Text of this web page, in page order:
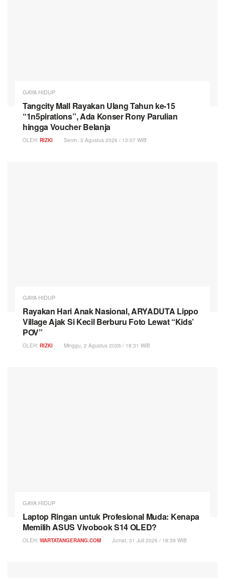
GAYA HIDUP
Tangcity Mall Rayakan Ulang Tahun ke-15
“1n5pirations”, Ada Konser Rony Parulian
hingga Voucher Belanja
OLEH: RIZKI Senin, 3 Agustus 2026 / 13:07 WIB
GAYA HIDUP
Rayakan Hari Anak Nasional, ARYADUTA Lippo
Village Ajak Si Kecil Berburu Foto Lewat “Kids’
POV”
OLEH: RIZKI Minggu, 2 Agustus 2026 / 18:31 WIB
GAYA HIDUP
Laptop Ringan untuk Profesional Muda: Kenapa
Memilih ASUS Vivobook S14 OLED?
OLEH: WARTATANGERANG.COM Jumat, 31 Juli 2026 / 18:39 WIB